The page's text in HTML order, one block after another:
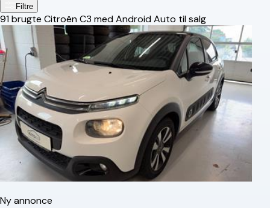
Filtre
91brugte Citroën C3 med Android Auto til salg
Ny annonce